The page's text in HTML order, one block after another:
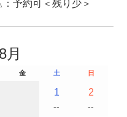
予約可＜残り少＞
月
金 土 日
1
--
2
--